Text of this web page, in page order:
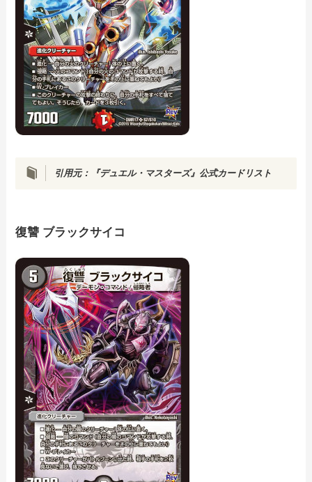
引用元：『デュエル・マスターズ』公式カードリスト
復讐 ブラックサイコ